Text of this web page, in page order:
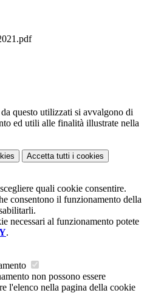
questo utilizzati si avvalgono di
ed utili alle finalità illustrate nella
Accetta tutti i cookies
quali cookie consentire.
consentono il funzionamento della
necessari al funzionamento potete
.
non possono essere
l'elenco nella pagina della cookie